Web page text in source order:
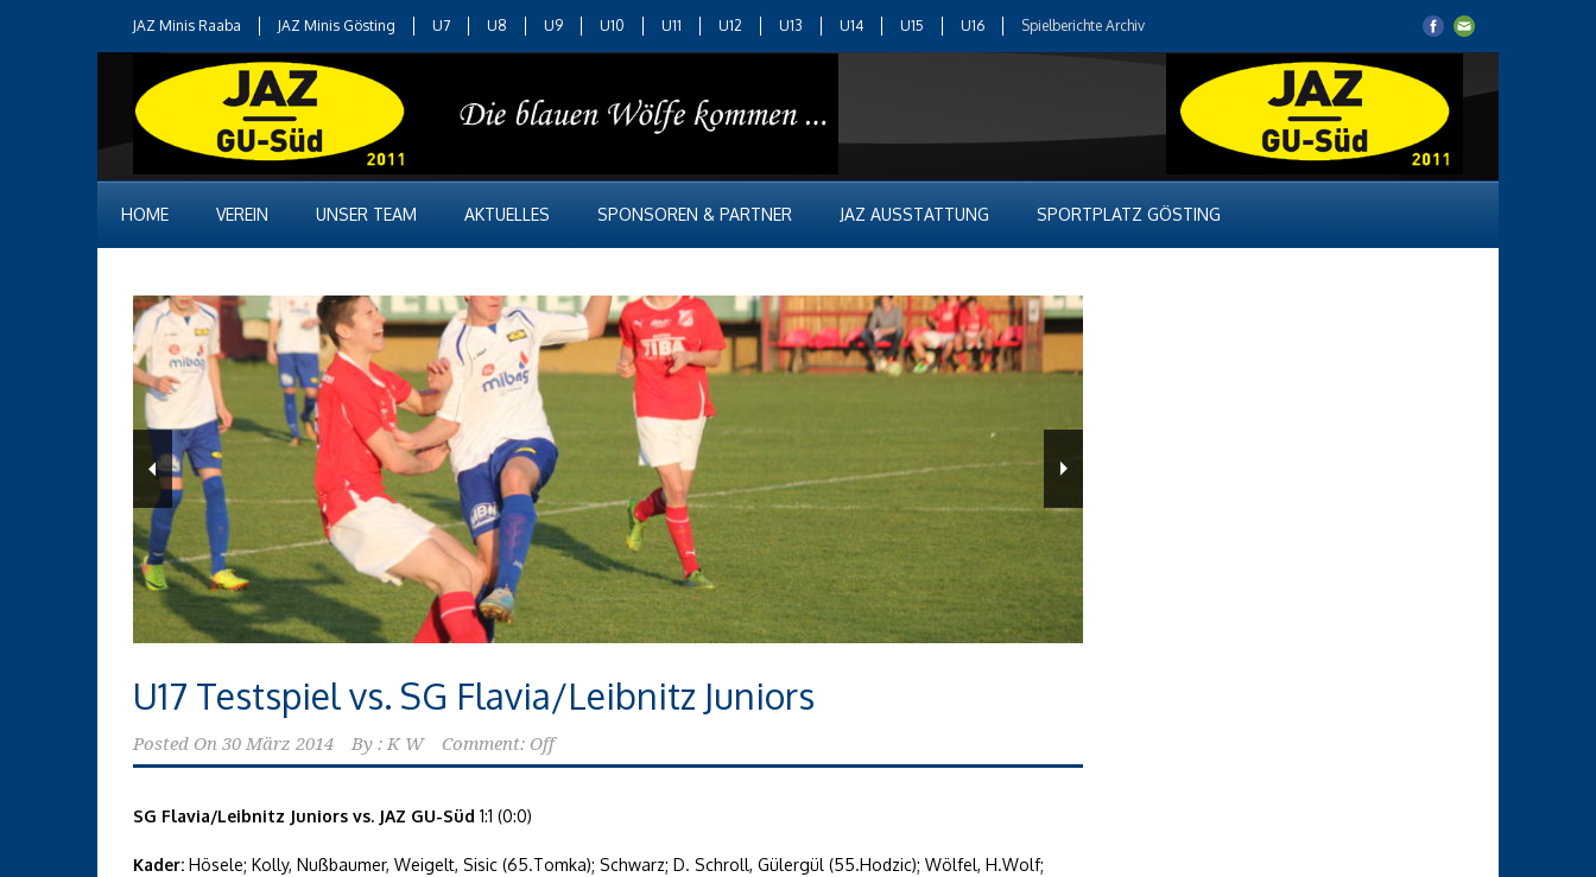
JAZ Minis Raaba JAZ Minis Gösting U7 U8 U9 U10 U11 U12 U13 U14 U15 U16 Spielberichte Archiv
HOME VEREIN UNSER TEAM AKTUELLES SPONSOREN & PARTNER JAZ AUSSTATTUNG SPORTPLATZ GÖSTING
U17 Testspiel vs. SG Flavia/Leibnitz Juniors
Posted On 30 März 2014 By : K W Comment: Off
SG Flavia/Leibnitz Juniors vs. JAZ GU-Süd 1:1 (0:0)
Kader: Hösele; Kolly, Nußbaumer, Weigelt, Sisic (65.Tomka); Schwarz; D. Schroll, Gülergül (55.Hodzic); Wölfel, H.Wolf;